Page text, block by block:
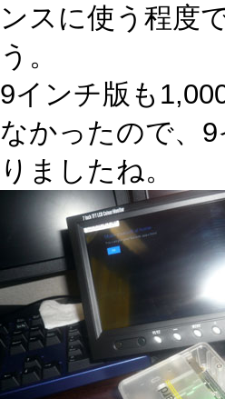
ンスに使う程度
う。
9インチ版も
なかったので、
りましたね。